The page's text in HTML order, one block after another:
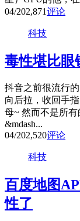
04/202,871评论
科技
毒性堪比眼
抖音之前很流行
向后拉，收回手
母~ 然而不是所
&mdash...
04/202,520评论
科技
百度地图
性了